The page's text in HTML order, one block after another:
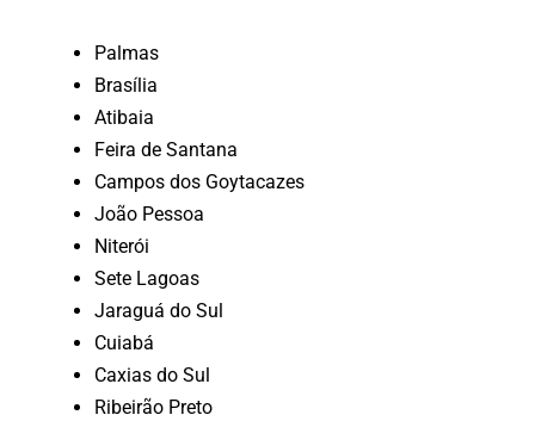
Palmas
Brasília
Atibaia
Feira de Santana
Campos dos Goytacazes
João Pessoa
Niterói
Sete Lagoas
Jaraguá do Sul
Cuiabá
Caxias do Sul
Ribeirão Preto